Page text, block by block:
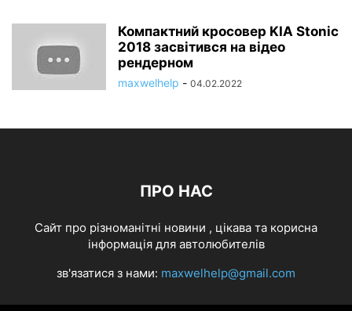
Компактний кросовер KIA Stonic
2018 засвітився на відео
рендерном
maxwelhelp - 04.02.2022
ПРО НАС
Cайт про різноманітні новини , цікава та корисна
інформація для автолюбителів
зв'язатися з нами: maxwelhelp@gmail.com